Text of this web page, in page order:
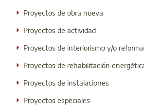
Proyectos de obra nueva
Proyectos de actividad
Proyectos de interiorismo y/o reforma
Proyectos de rehabilitación
Proyectos de instalaciones
Proyectos especiales